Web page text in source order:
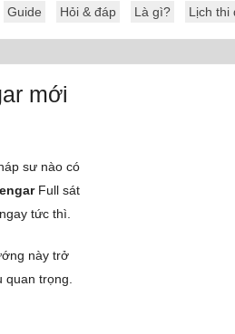
Guide Hỏi & đáp Là gì? Lịch thi
mới
sư nào có
Full sát
tức thì.
này trở
trọng.